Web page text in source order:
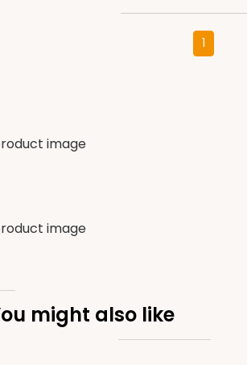
1
might also like